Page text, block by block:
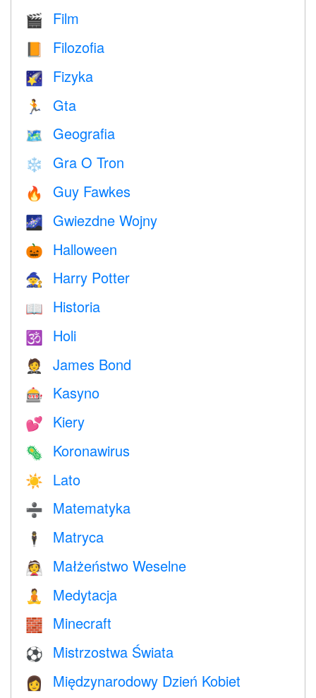
🎬
Film
📙 Filozofia
🌠 Fizyka
🏃 Gta
🗺 Geografia
❄️ Gra O Tron
🔥 Guy Fawkes
🌌 Gwiezdne Wojny
🎃 Halloween
🧙 Harry Potter
📖 Historia
🕉 Holi
🤵 James Bond
🎰 Kasyno
💕 Kiery
🦠 Koronawirus
☀️ Lato
➗ Matematyka
🕴️ Matryca
👰 Małżeństwo Weselne
🧘 Medytacja
🧱 Minecraft
⚽ Mistrzostwa Świata
👩 Międzynarodowy Dzień Kobiet